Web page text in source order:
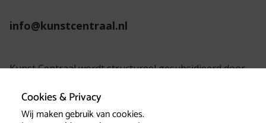
Cookies & Privacy
Wij maken gebruik van cookies.
info@kunstcentraal.nl
Kunst Centraal wordt structureel gesubsidieerd door